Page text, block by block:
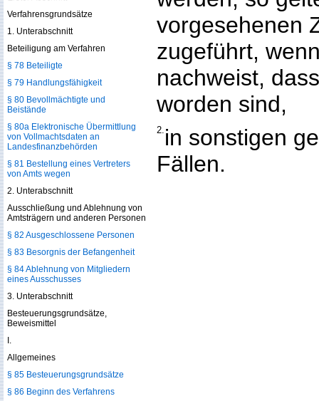
vorgesehenen
zugeführt,
nachweist,
worden sind,
2. in sonstigen
Fällen.
Verfahrensgrundsätze
1. Unterabschnitt
Beteiligung am Verfahren
§ 78 Beteiligte
§ 79 Handlungsfähigkeit
§ 80 Bevollmächtigte und
Beistände
§ 80a Elektronische Übermittlung
von Vollmachtsdaten an
Landesfinanzbehörden
§ 81 Bestellung eines Vertreters
von Amts wegen
2. Unterabschnitt
Ausschließung und Ablehnung von
Amtsträgern und anderen Personen
§ 82 Ausgeschlossene Personen
§ 83 Besorgnis der Befangenheit
§ 84 Ablehnung von Mitgliedern
eines Ausschusses
3. Unterabschnitt
Besteuerungsgrundsätze,
Beweismittel
I.
Allgemeines
§ 85 Besteuerungsgrundsätze
§ 86 Beginn des Verfahrens